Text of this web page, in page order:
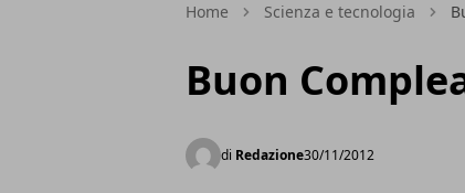
Home Scienza e tecnologia
Buon
di Redazione30/11/2012